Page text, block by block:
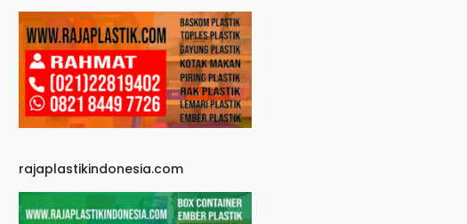
rajaplastikindonesia.com